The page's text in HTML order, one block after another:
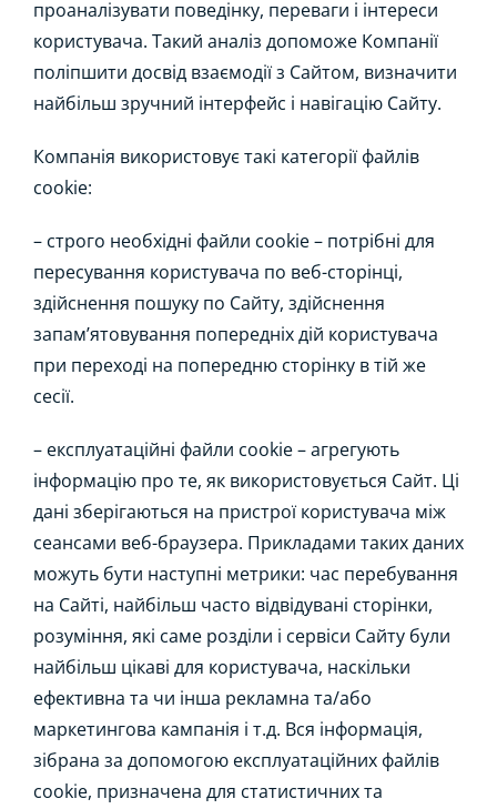
проаналізувати поведінку, переваги і інтереси
користувача. Такий аналіз допоможе Компанії
поліпшити досвід взаємодії з Сайтом, визначити
найбільш зручний інтерфейс і навігацію Сайту.
Компанія використовує такі категорії файлів
cookie:
– строго необхідні файли cookie – потрібні для
пересування користувача по веб-сторінці,
здійснення пошуку по Сайту, здійснення
запам’ятовування попередніх дій користувача
при переході на попередню сторінку в тій же
сесії.
– експлуатаційні файли cookie – агрегують
інформацію про те, як використовується Сайт. Ці
дані зберігаються на пристрої користувача між
сеансами веб-браузера. Прикладами таких даних
можуть бути наступні метрики: час перебування
на Сайті, найбільш часто відвідувані сторінки,
розуміння, які саме розділи і сервіси Сайту були
найбільш цікаві для користувача, наскільки
ефективна та чи інша рекламна та/або
маркетингова кампанія і т.д. Вся інформація,
зібрана за допомогою експлуатаційних файлів
cookie, призначена для статистичних та